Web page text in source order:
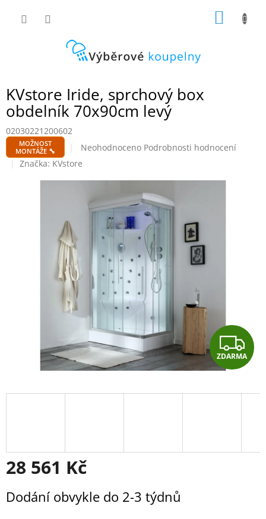
KVstore Iride, sprchový box
obdelník 70x90cm levý
02030221200602
MOŽNOST
MONTÁŽE 🔧
Průměrné
produktu
je
hvězdiček.
Neohodnoceno Podrobnosti hodnocení
Značka: KVstore
Z
D
A
ZDARMA
28 561 Kč
cena:
Dodání obvykle do 2-3 týdnů